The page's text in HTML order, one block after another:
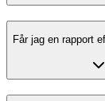
Får jag en rapport